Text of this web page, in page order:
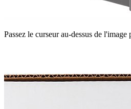
Passez le curseur au-dessus de l'image